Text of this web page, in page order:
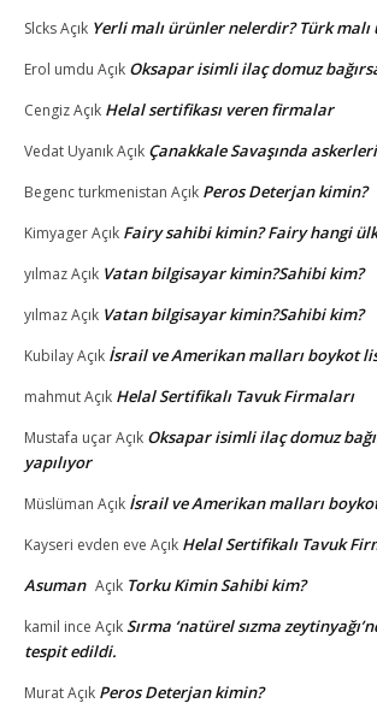
SlcksAçık Yerli malı ürünler nelerdir? Türk
Erol umdu Açık Oksapar isimli ilaç domuz
CengizAçık Helal sertifikası veren firmalar
Vedat UyanıkAçık Çanakkale Savaşında
Begenc turkmenistan Açık Peros Deterjan kimin?
KimyagerAçık Fairy sahibi kimin? Fairy hangi
yılmazAçık Vatan bilgisayar kimin?Sahibi kim?
yılmazAçık Vatan bilgisayar kimin?Sahibi kim?
KubilayAçık İsrail ve Amerikan malları boykot
mahmutAçık Helal Sertifikalı Tavuk Firmaları
Mustafa uçarAçık Oksapar isimli ilaç domuz
yapılıyor
Müslüman Açık İsrail ve Amerikan malları
Kayseri evden eve Açık Helal Sertifikalı Tavuk
Asuman Açık Torku Kimin Sahibi kim?
kamil ince AçıkSırma ‘natürel sızma
tespit edildi.
MuratAçık Peros Deterjan kimin?